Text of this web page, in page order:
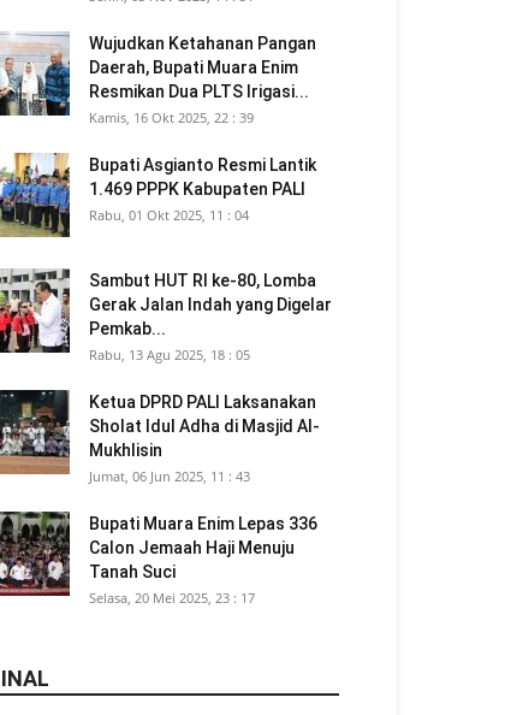
Wujudkan Ketahanan Pangan
Daerah, Bupati Muara Enim
Resmikan Dua PLTS Irigasi...
Kamis, 16 Okt 2025, 22 : 39
Bupati Asgianto Resmi Lantik
1.469 PPPK Kabupaten PALI
Rabu, 01 Okt 2025, 11 : 04
Sambut HUT RI ke-80, Lomba
Gerak Jalan Indah yang Digelar
Pemkab...
Rabu, 13 Agu 2025, 18 : 05
Ketua DPRD PALI Laksanakan
Sholat Idul Adha di Masjid Al-
Mukhlisin
Jumat, 06 Jun 2025, 11 : 43
Bupati Muara Enim Lepas 336
Calon Jemaah Haji Menuju
Tanah Suci
Selasa, 20 Mei 2025, 23 : 17